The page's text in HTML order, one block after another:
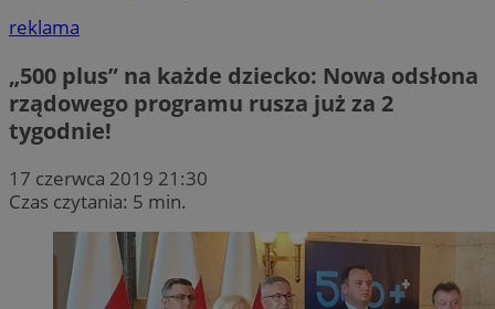
reklama
„500 plus” na każde dziecko: Nowa odsłona
rządowego programu rusza już za 2
tygodnie!
17 czerwca 2019 21:30
Czas czytania: 5 min.